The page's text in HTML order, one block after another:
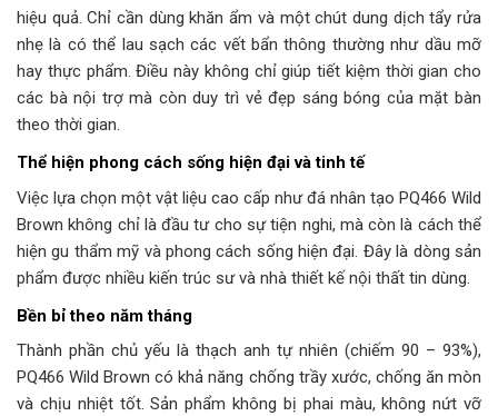
hiệu quả. Chỉ cần dùng khăn ẩm và một chút dung dịch tẩy rửa
nhẹ là có thể lau sạch các vết bẩn thông thường như dầu mỡ
hay thực phẩm. Điều này không chỉ giúp tiết kiệm thời gian cho
các bà nội trợ mà còn duy trì vẻ đẹp sáng bóng của mặt bàn
theo thời gian.
Thể hiện phong cách sống hiện đại và tinh tế
Việc lựa chọn một vật liệu cao cấp như đá nhân tạo PQ466 Wild
Brown không chỉ là đầu tư cho sự tiện nghi, mà còn là cách thể
hiện gu thẩm mỹ và phong cách sống hiện đại. Đây là dòng sản
phẩm được nhiều kiến trúc sư và nhà thiết kế nội thất tin dùng.
Bền bỉ theo năm tháng
Thành phần chủ yếu là thạch anh tự nhiên (chiếm 90 – 93%),
PQ466 Wild Brown có khả năng chống trầy xước, chống ăn mòn
và chịu nhiệt tốt. Sản phẩm không bị phai màu, không nứt vỡ